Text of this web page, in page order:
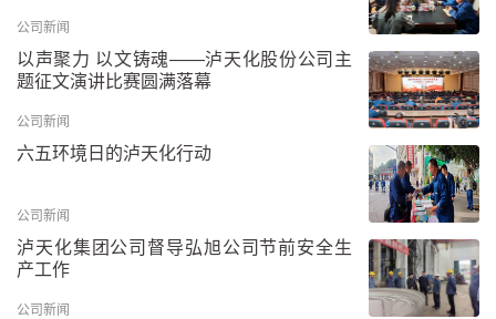
公司新闻
以声聚力 以文铸魂——泸天化股份公司主
题征文演讲比赛圆满落幕
公司新闻
六五环境日的泸天化行动
公司新闻
泸天化集团公司督导弘旭公司节前安全生
产工作
公司新闻